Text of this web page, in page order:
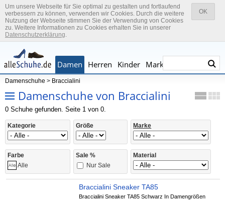
OK
Um unsere Webseite für Sie optimal zu gestalten und fortlaufend
verbessern zu können, verwenden wir Cookies. Durch die weitere
Nutzung der Webseite stimmen Sie der Verwendung von Cookies
zu. Weitere Informationen zu Cookies erhalten Sie in unserer
Datenschutzerklärung.
Damen Herren Kinder Marken
Damenschuhe > Braccialini
Damenschuhe von Braccialini
0 Schuhe gefunden. Seite 1 von 0.
Kategorie Größe Marke
Farbe
Alle
Sale %
Nur Sale
Material
Braccialini Sneaker TA85
Braccialini Sneaker TA85 Schwarz In Damengrößen